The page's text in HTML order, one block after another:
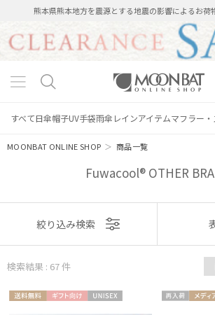
熊本県熊本地方を震源とする地震の影響によるお荷
すべて日傘帽子UV手袋雨傘 レインアイテムマフラー
MOONBAT ONLINE SHOP ＞商品一覧
Fuwacool® OTHER
表示
おすすめ
絞り込み検索
検索結果 : 67件